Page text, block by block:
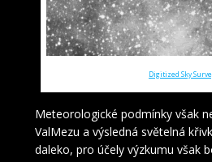
Digitized Sky
Meteorologické podmínky však
ValMezu a výsledná světelná
daleko, pro účely výzkumu však